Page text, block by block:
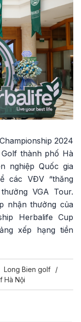
2024
thành phố Hà
nghiệp Quốc gia
các VĐV “thăng
VGA Tour.
nhận thưởng của
Herbalife Cup
xếp hạng tiền
Long Bien golf
Hà Nội